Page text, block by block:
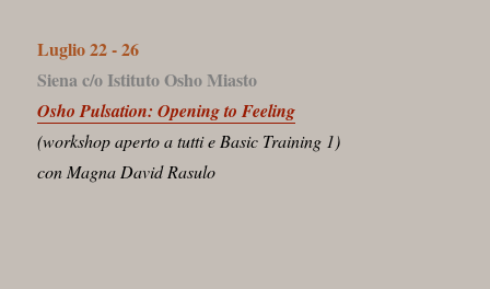
Luglio 22 - 26
Siena c/o Istituto Osho Miasto
Osho Pulsation: Opening to Feeling
(workshop aperto a tutti e Basic Training 1)
con Magna David Rasulo